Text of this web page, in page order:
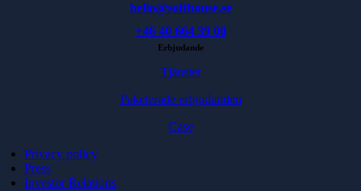
hello@softhouse.se
+46 40 664 39 00
Erbjudande
Tjänster
Paketerade erbjudanden
Case
Privacy policy
Press
Investor Relations